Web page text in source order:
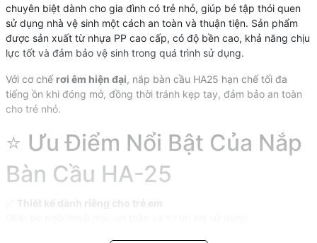
chuyên biệt dành cho gia đình có trẻ nhỏ, giúp bé tập thói quen
sử dụng nhà vệ sinh một cách an toàn và thuận tiện. Sản phẩm
được sản xuất từ nhựa PP cao cấp, có độ bền cao, khả năng chịu
lực tốt và đảm bảo vệ sinh trong quá trình sử dụng.
Với cơ chế rơi êm hiện đại, nắp bàn cầu HA25 hạn chế tối đa
tiếng ồn khi đóng mở, đồng thời tránh kẹp tay, đảm bảo an toàn
cho trẻ nhỏ.
⭐ Ưu Điểm Nổi Bật Của Nắp
Bàn Cầu HA-25
Thiết kế dành riêng cho trẻ em